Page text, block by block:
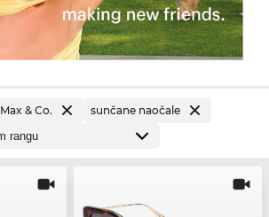
Max & Co. sunčane naočale